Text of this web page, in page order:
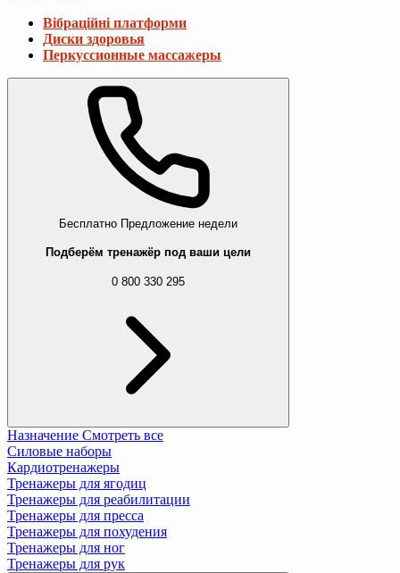
Вібраційні платформи
Диски здоровья
Перкуссионные массажеры
Бесплатно Предложение недели
Подберём тренажёр под ваши цели
0 800 330 295
Назначение Смотреть все
Силовые наборы
Кардиотренажеры
Тренажеры для ягодиц
Тренажеры для реабилитации
Тренажеры для пресса
Тренажеры для похудения
Тренажеры для ног
Тренажеры для рук